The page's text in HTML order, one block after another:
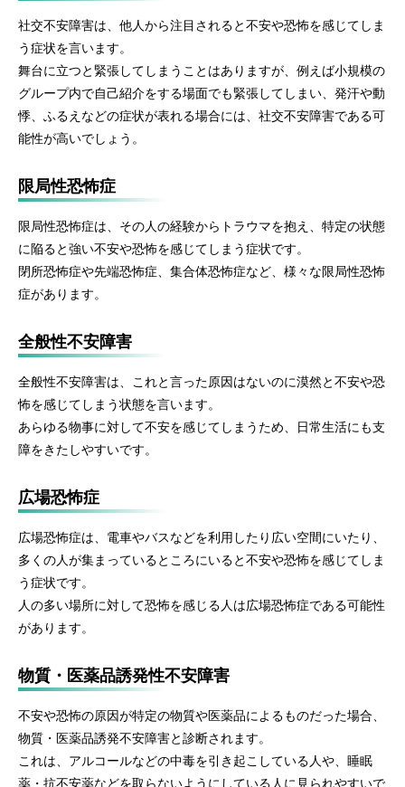
社交不安障害は、他人から注目されると不安や恐怖を感じてしま
う症状を言います。
舞台に立つと緊張してしまうことはありますが、例えば小規模の
グループ内で自己紹介をする場面でも緊張してしまい、発汗や動
悸、ふるえなどの症状が表れる場合には、社交不安障害である可
能性が高いでしょう。
限局性恐怖症
限局性恐怖症は、その人の経験からトラウマを抱え、特定の状態
に陥ると強い不安や恐怖を感じてしまう症状です。
閉所恐怖症や先端恐怖症、集合体恐怖症など、様々な限局性恐怖
症があります。
全般性不安障害
全般性不安障害は、これと言った原因はないのに漠然と不安や恐
怖を感じてしまう状態を言います。
あらゆる物事に対して不安を感じてしまうため、日常生活にも支
障をきたしやすいです。
広場恐怖症
広場恐怖症は、電車やバスなどを利用したり広い空間にいたり、
多くの人が集まっているところにいると不安や恐怖を感じてしま
う症状です。
人の多い場所に対して恐怖を感じる人は広場恐怖症である可能性
があります。
物質・医薬品誘発性不安障害
不安や恐怖の原因が特定の物質や医薬品によるものだった場合、
物質・医薬品誘発不安障害と診断されます。
これは、アルコールなどの中毒を引き起こしている人や、睡眠
薬・抗不安薬などを取らないようにしている人に見られやすいで